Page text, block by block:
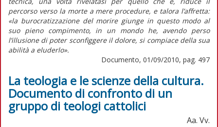
percorso verso la morte a mere procedure, e talora l’affretta:
«la burocratizzazione del morire giunge in questo modo al
suo pieno compimento, in un mondo he, avendo perso
l’illusione di poter sconfiggere il dolore, si compiace della sua
abilità a eluderlo».
Documento, 01/09/2010, pag. 497
La teologia e le scienze della cultura.
Documento di confronto di un
gruppo di teologi cattolici
Aa. Vv.